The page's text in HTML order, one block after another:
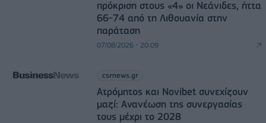
πρόκριση στους «4» οι Νεάνιδες, ήττα
66-74 από τη Λιθουανία στην
παράταση
07/08/2026 - 20:09
csrnews.gr
Ατρόμητος και Novibet συνεχίζουν
μαζί: Ανανέωση της συνεργασίας
τους μέχρι το 2028